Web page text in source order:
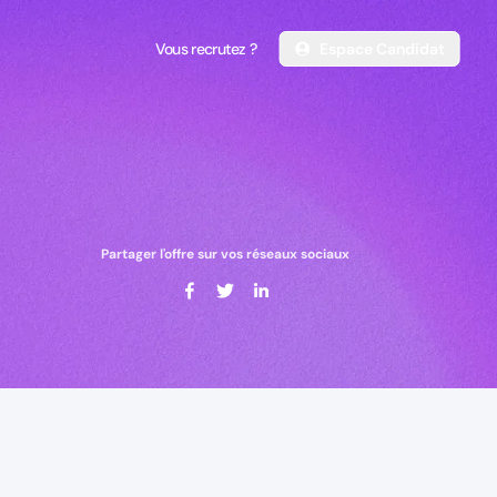
Vous recrutez ?
Vous recrutez ?
Partager l'offre sur vos réseaux sociaux